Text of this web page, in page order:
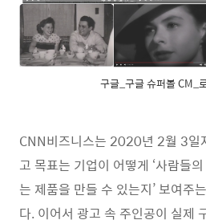
구글_구글 슈퍼볼 CM_
CNN비즈니스는 2020년 2월 3일
고 목표는 기업이 어떻게 ‘사람들
는 제품을 만들 수 있는지’ 보여주
다. 이어서 광고 속 주인공이 실제